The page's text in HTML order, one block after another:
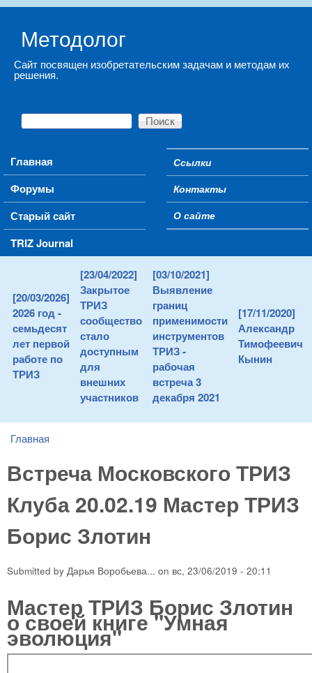
Методолог
Сайт посвящен изобретательским задачам и методам их
решения.
Форма поиска
Поиск
Main menu
Главная
Форумы
Старый сайт
TRIZ Journal
Secondary menu
Ссылки
Контакты
О сайте
[20/03/2026]
2026 год -
семьдесят
лет первой
работе по
ТРИЗ
[23/04/2022]
Закрытое
ТРИЗ
сообщество
стало
доступным
для
внешних
участников
[03/10/2021]
Выявление
границ
применимости
инструментов
ТРИЗ -
рабочая
встреча 3
декабря 2021
[17/11/2020]
Александр
Тимофеевич
Кынин
You are here
Главная
Встреча Московского ТРИЗ
Клуба 20.02.19 Мастер ТРИЗ
Борис Злотин
Submitted by Дарья Воробьева... on вс, 23/06/2019 - 20:11
Мастер ТРИЗ Борис Злотин
о своей книге "Умная
эволюция"